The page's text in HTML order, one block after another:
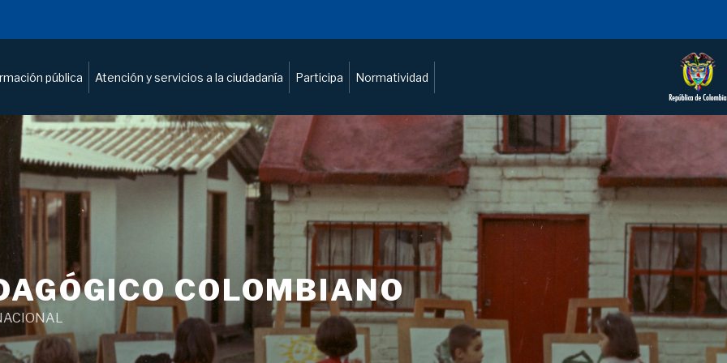
pública Atención y servicios a la ciudadanía Participa Normatividad
COLOMBIANO